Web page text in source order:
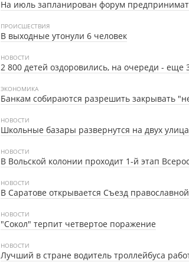
На июль запланирован форум
ПРОИСШЕСТВИЯ
В выходные утонули 6 человек
НОВОСТИ
2 800 детей оздоровились, на очереди - еще
ЭКОНОМИКА
Банкам собираются разрешить закрывать
НОВОСТИ
Школьные базары развернутся на двух
НОВОСТИ
В Вольской колонии проходит 1-й этап
НОВОСТИ
В Саратове открывается Съезд
НОВОСТИ
"Сокол" терпит четвертое поражение
НОВОСТИ
Лучший в стране водитель троллейбуса